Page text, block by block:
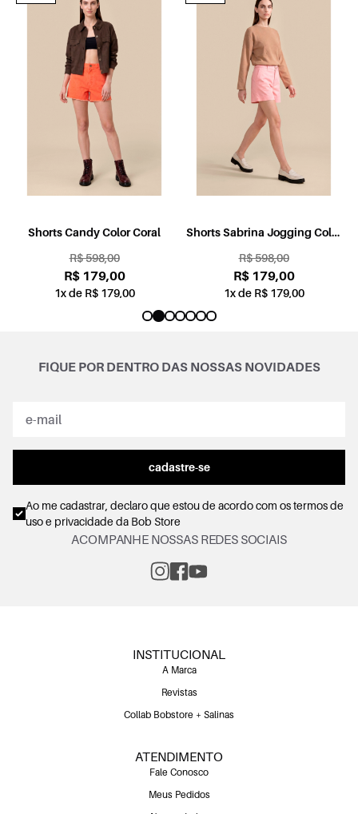
Shorts Candy Color Coral
R$ 598,00
R$ 179,00
1x de R$ 179,00
Shorts Sabrina Jogging Color
R$ 598,00
R$ 179,00
1x de R$ 179,00
FIQUE POR DENTRO DAS NOSSAS NOVIDADES
cadastre-se
Ao me cadastrar, declaro que estou de acordo com ostermos de
uso e privacidadeda Bob Store
ACOMPANHE NOSSAS REDES SOCIAIS
INSTITUCIONAL
A Marca
Revistas
Collab Bobstore + Salinas
ATENDIMENTO
Fale Conosco
Meus Pedidos